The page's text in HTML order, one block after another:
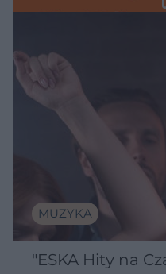
MUZYKA
"ESKA Hity na